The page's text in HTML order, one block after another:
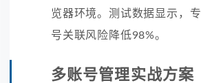
览器环境。测试数据显示，
号关联风险降低98%。
多账号管理实战方案